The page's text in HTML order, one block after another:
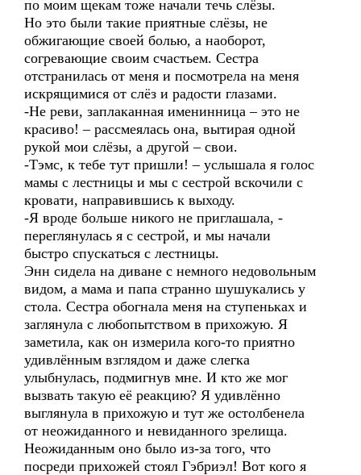
по моим щекам тоже начали течь слёзы.
Но это были такие приятные слёзы, не
обжигающие своей болью, а наоборот,
согревающие своим счастьем. Сестра
отстранилась от меня и посмотрела на меня
искрящимися от слёз и радости глазами.
-Не реви, заплаканная именинница – это не
красиво! – рассмеялась она, вытирая одной
рукой мои слёзы, а другой – свои.
-Тэмс, к тебе тут пришли! – услышала я голос
мамы с лестницы и мы с сестрой вскочили с
кровати, направившись к выходу.
-Я вроде больше никого не приглашала, -
переглянулась я с сестрой, и мы начали
быстро спускаться с лестницы.
Энн сидела на диване с немного недовольным
видом, а мама и папа странно шушукались у
стола. Сестра обогнала меня на ступеньках и
заглянула с любопытством в прихожую. Я
заметила, как он измерила кого-то приятно
удивлённым взглядом и даже слегка
улыбнулась, подмигнув мне. И кто же мог
вызвать такую её реакцию? Я удивлённо
выглянула в прихожую и тут же остолбенела
от неожиданного и невиданного зрелища.
Неожиданным оно было из-за того, что
посреди прихожей стоял Гэбриэл! Вот кого я